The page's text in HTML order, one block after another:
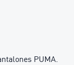
PUMA.